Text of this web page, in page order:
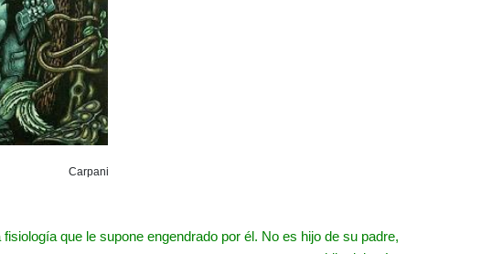
Carpani
que le supone engendrado por él. No es hijo de su padre,